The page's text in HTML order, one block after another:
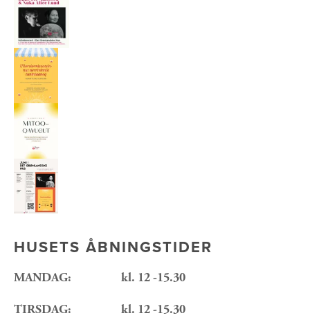
HUSETS ÅBNINGSTIDER
MANDAG:                  kl. 12 -15.30
TIRSDAG:                  kl. 12 -15.30